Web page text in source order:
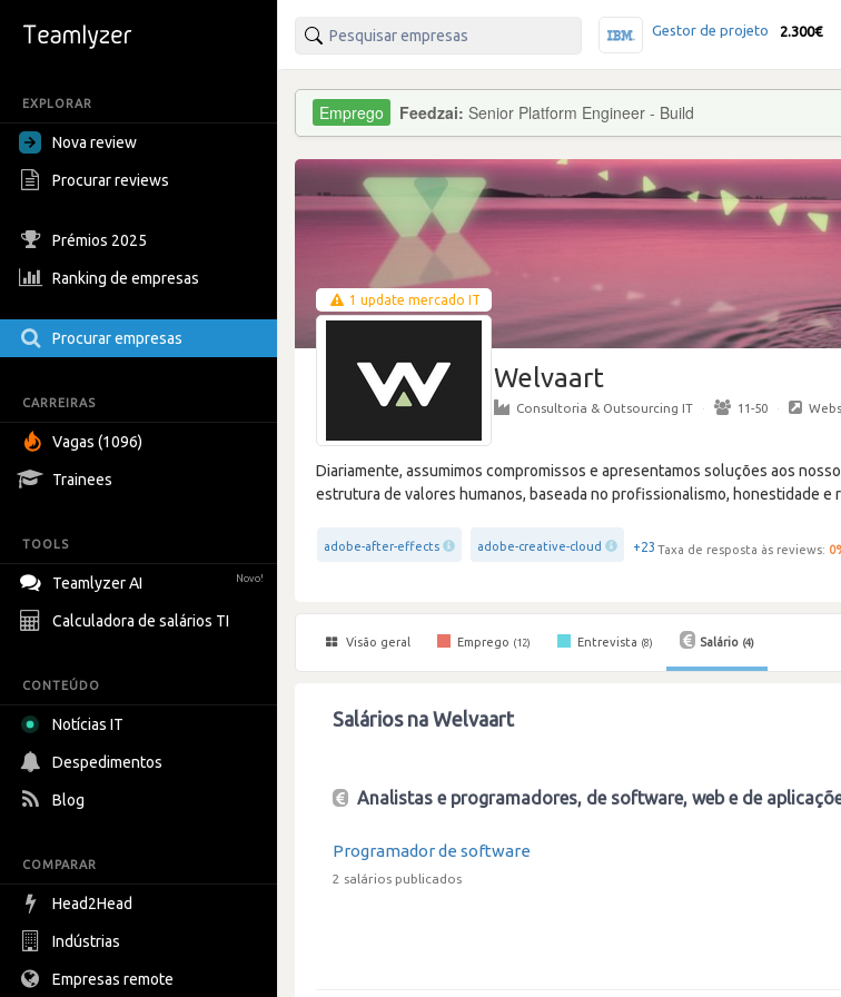
EXPLORAR
Nova review
Procurar reviews
Prémios 2025
Ranking de empresas
Procurar empresas
CARREIRAS
Vagas (1096)
Trainees
TOOLS
Teamlyzer AI Novo!
Calculadora de salários TI
CONTEÚDO
Notícias IT
Despedimentos
Blog
COMPARAR
Head2Head
Indústrias
Empresas remote
Gestor de projeto 2.300€
Feedzai: Senior Platform Engineer - Build
1 update mercado IT
Welvaart
Consultoria & Outsourcing IT · 11-50 ·
Diariamente, assumimos compromissos e apresentamos soluções aos
estrutura de valores humanos, baseada no profissionalismo, honestidade e
adobe-after-effects adobe-creative-cloud +23 Taxa de resposta às reviews: 0
Visão geral Emprego (12) Entrevista (8) Salário (4)
Salários na Welvaart
Analistas e programadores, de software, web e de
Programador de software
2 salários publicados